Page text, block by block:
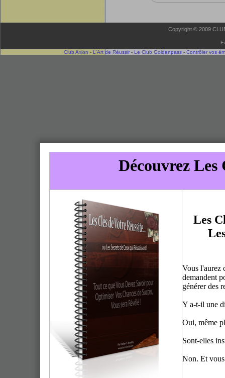
Copyright © 2009
Club Axion - L'Art de Réussir - Le Club Goldenpass - Contrôler vos